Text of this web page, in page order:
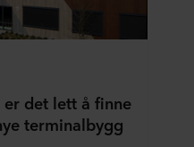
det lett å finne
terminalbygg